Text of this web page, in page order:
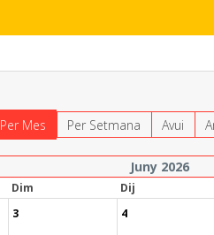
Per Mes Per Setmana Avui
Juny 2026
Dim Dij
3 4